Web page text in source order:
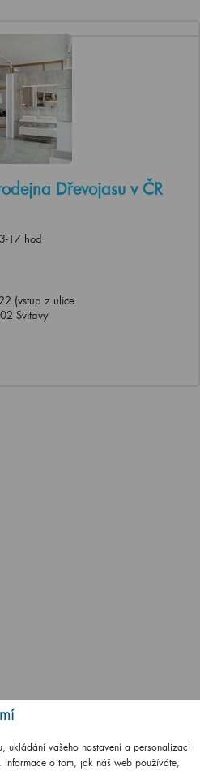
Dřevojasu v ČR
17 hod
(vstup z ulice
Svitavy
ukládání vašeho nastavení a personalizaci
o tom, jak náš web používáte,